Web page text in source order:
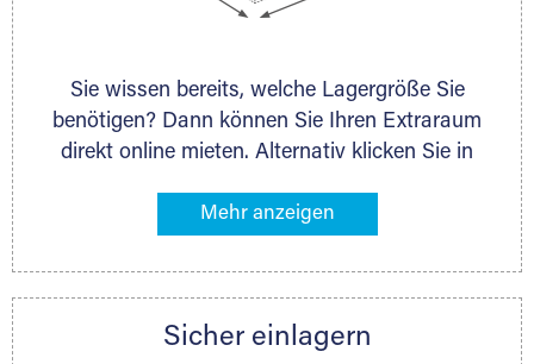
Sie wissen bereits, welche Lagergröße Sie
benötigen? Dann können Sie Ihren Extraraum
direkt online mieten. Alternativ klicken Sie in
Gegenstände an, die Sie einlagern möchten –
ermittelt. Natürlich steht Ihnen Ihr Extraraum
persönlich hinsichtlich Lagervolumen und zu
Sicher einlagern